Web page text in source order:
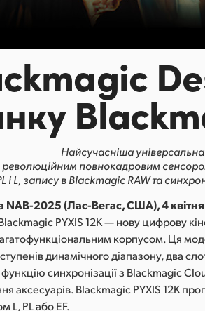
Найсучасніша
революційним повнокадровим
і L, запису в Blackmagic RAW та
NAB-2025 (Лас-Вегас, США), 4
PYXIS 12K — нову цифрову
корпусом. Ця
ступенів динамічного діапазону, два
синхронізації з Blackmagic
аксесуарів. Blackmagic PYXIS 12K
L, PL або EF.